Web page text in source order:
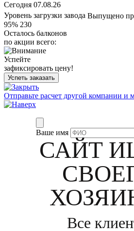
Сегодня 07.08.26
Уровень загрузки завода Выпущено
95% 230
Осталось балконов
по акции всего:
Успейте
зафиксировать цену!
Успеть заказать
Отправьте расчет другой компании и
Ваше имя
САЙТ
Все